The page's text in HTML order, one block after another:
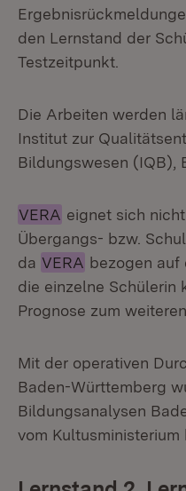
den Lernstand der
Testzeitpunkt.
Die Arbeiten werden
Institut zur
Bildungswesen (IQB),
VERA eignet sich
Übergangs- bzw.
da VERA bezogen auf
die einzelne Schülerin
Prognose zum
Mit der operativen
Baden-Württemberg
Bildungsanalysen
vom Kultusministerium